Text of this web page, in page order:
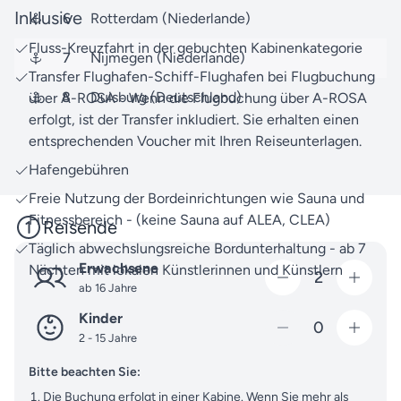
Westeuropa-Reisen mit A-ROSA zu entdecken.
Bei Fragen rund um Ihre Reise oder zu weiteren
Angeboten können Sie sich jederzeit an uns
wenden. Unser Expertenteam berät Sie gerne
umfassend und persönlich.
Packen Sie Ihre Neugier ein und machen Sie sich
bereit für unvergessliche Erlebnisse – gemeinsam
schaffen wir Erinnerungen, die bleiben.
6 Rotterdam (Niederlande)
7 Nijmegen (Niederlande)
8 Duisburg (Deutschland)
Inklusive
Fluss-Kreuzfahrt in der gebuchten Kabinenkategorie
Transfer Flughafen-Schiff-Flughafen bei Flugbuchung
über A-ROSA - Wenn die Flugbuchung über A-ROSA
erfolgt, ist der Transfer inkludiert. Sie erhalten einen
entsprechenden Voucher mit Ihren Reiseunterlagen.
Hafengebühren
Freie Nutzung der Bordeinrichtungen wie Sauna und
Fitnessbereich - (keine Sauna auf ALEA, CLEA)
Täglich abwechslungsreiche Bordunterhaltung - ab 7
Nächten mit lokalen Künstlerinnen und Künstlern
Reisende
Erwachsene
ab 16 Jahre
2
Kinder
2 - 15 Jahre
0
Bitte beachten Sie:
Die Buchung erfolgt in einer Kabine. Wenn Sie mehr als